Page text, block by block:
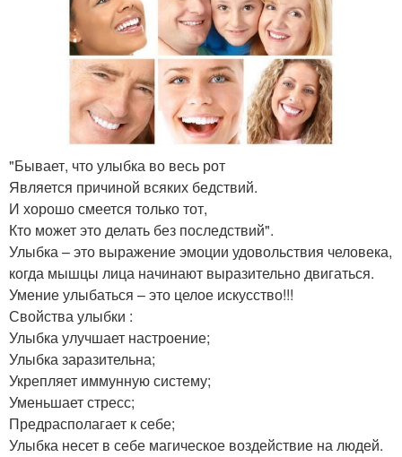
"Бывает, что улыбка во весь рот
Является причиной всяких бедствий.
И хорошо смеется только тот,
Кто может это делать без последствий".
Улыбка – это выражение эмоции удовольствия человека,
когда мышцы лица начинают выразительно двигаться.
Умение улыбаться – это целое искусство!!!
Свойства улыбки :
Улыбка улучшает настроение;
Улыбка заразительна;
Укрепляет иммунную систему;
Уменьшает стресс;
Предрасполагает к себе;
Улыбка несет в себе магическое воздействие на людей.